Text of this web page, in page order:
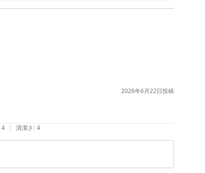
2026年6月22日投稿
4 | 清潔さ: 4